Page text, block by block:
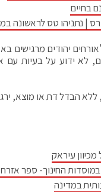
בחיים
נתניהו טס לראשונה
יהודים מרגישים
ידוע על בעיות עם
הבדל דת או מוצא,
עיראק
החינוך- ספר
במדינה